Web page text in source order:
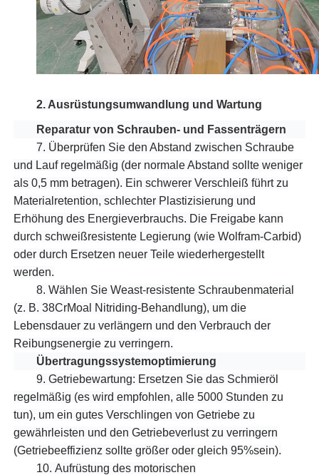
2. Ausrüstungsumwandlung und Wartung
Reparatur von Schrauben- und Fassenträgern
7. Überprüfen Sie den Abstand zwischen Schraube
und Lauf regelmäßig (der normale Abstand sollte weniger
als 0,5 mm betragen). Ein schwerer Verschleiß führt zu
Materialretention, schlechter Plastizisierung und
Erhöhung des Energieverbrauchs. Die Freigabe kann
durch schweißresistente Legierung (wie Wolfram-Carbid)
oder durch Ersetzen neuer Teile wiederhergestellt
werden.
8. Wählen Sie Weast-resistente Schraubenmaterial
(z. B. 38CrMoal Nitriding-Behandlung), um die
Lebensdauer zu verlängern und den Verbrauch der
Reibungsenergie zu verringern.
Übertragungssystemoptimierung
9. Getriebewartung: Ersetzen Sie das Schmieröl
regelmäßig (es wird empfohlen, alle 5000 Stunden zu
tun), um ein gutes Verschlingen von Getriebe zu
gewährleisten und den Getriebeverlust zu verringern
(Getriebeeffizienz sollte größer oder gleich 95%sein).
10. Aufrüstung des motorischen